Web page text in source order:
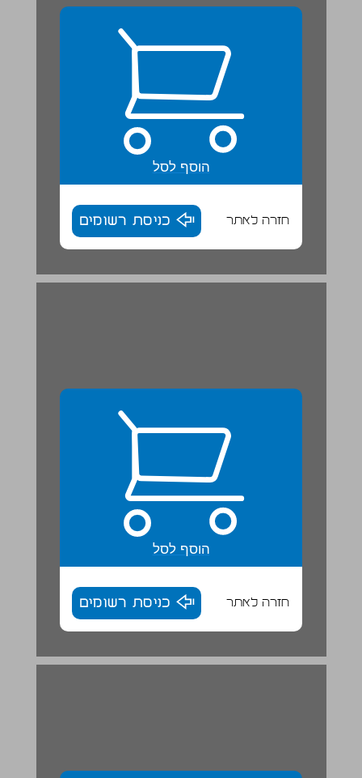
הוסף לסל
חזרה לאתר כניסת רשומים
הוסף לסל
חזרה לאתר כניסת רשומים